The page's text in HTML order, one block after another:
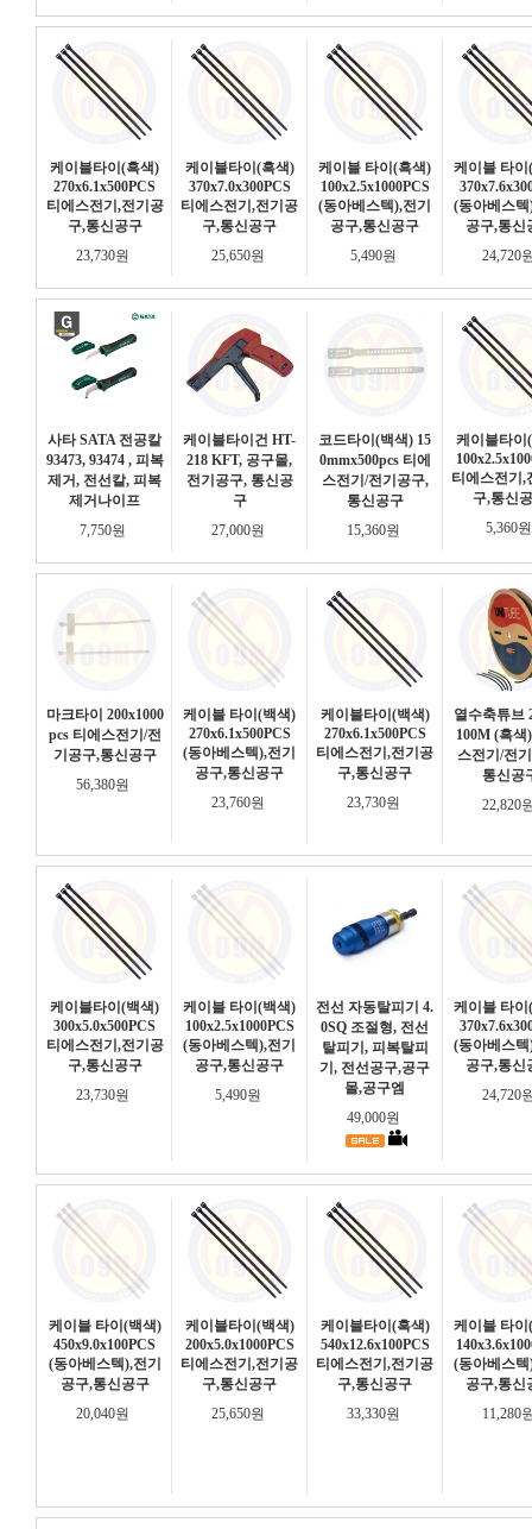
케이블타이(흑색)
270x6.1x500PCS
티에스전기,전기공
구,통신공구
23,730원
케이블타이(흑색)
370x7.0x300PCS
티에스전기,전기공
구,통신공구
25,650원
케이블 타이(흑색)
100x2.5x1000PCS
(동아베스텍),전기
공구,통신공구
5,490원
케이블 타이
(동아베스
공구,통신
24,720
사타 SATA 전공칼
93473, 93474 , 피복
제거, 전선칼, 피복
제거나이프
7,750원
케이블타이건 HT-
218 KFT, 공구몰,
전기공구, 통신공
구
27,000원
코드타이(백색) 15
0mmx500pcs 티에
스전기/전기공구,
통신공구
15,360원
케이블타이
티에스전기,
구,통신
5,360
마크타이 200x1000
pcs 티에스전기/전
기공구,통신공구
56,380원
케이블 타이(백색)
270x6.1x500PCS
(동아베스텍),전기
공구,통신공구
23,760원
케이블타이(백색)
270x6.1x500PCS
티에스전기,전기공
구,통신공구
23,730원
열수축튜브
100M (흑색
스전기/전
통신공
22,820
케이블타이(백색)
300x5.0x500PCS
티에스전기,전기공
구,통신공구
23,730원
케이블 타이(백색)
100x2.5x1000PCS
(동아베스텍),전기
공구,통신공구
5,490원
전선 자동탈피기 4.
0SQ 조절형, 전선
탈피기, 피복탈피
기, 전선공구,공구
몰,공구엠
49,000원
케이블 타이
(동아베스
공구,통신
24,720
케이블 타이(백색)
450x9.0x100PCS
(동아베스텍),전기
공구,통신공구
20,040원
케이블타이(백색)
200x5.0x1000PCS
티에스전기,전기공
구,통신공구
25,650원
케이블타이(흑색)
540x12.6x100PCS
티에스전기,전기공
구,통신공구
33,330원
케이블 타이
(동아베스
공구,통신
11,280